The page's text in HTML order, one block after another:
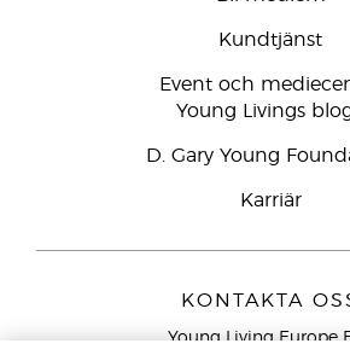
Kundtjänst
Event och
Young Livings
D. Gary Young
Karriär
KONTAKTA
Young Living Europe